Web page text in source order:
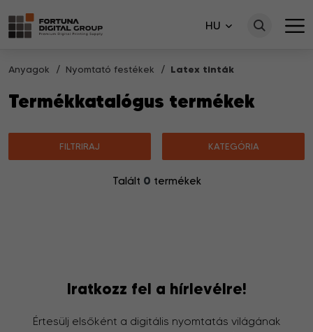
HU
Anyagok Nyomtató festékek Latex tinták
Termékkatalógus termékek
FILTRIRAJ KATEGÓRIA
Talált 0 termékek
Iratkozz fel a hírlevélre!
Értesülj elsőként a digitális nyomtatás világának